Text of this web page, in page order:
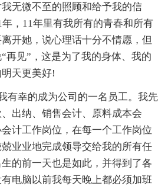
无微不至的照顾和给予我的信
，11年里有我所有的青春和所有
开她，说心理话十分不情愿，但
再见”，这是为了我的身体、我的
天更美好!
有幸的成为公司的一名员工。我先
出纳、销售会计、原料成本会
计工作岗位，在每一个工作岗位
兢业业地完成领导交给我的所有任
的前一天也是如此，并得到了各
电脑以前我每天晚上都必须加班